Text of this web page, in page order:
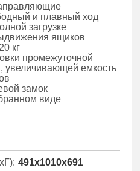
и плавный ход
загрузке
ящиков
кг
промежуточной
увеличивающей емкость
замок
виде
491x1010x691